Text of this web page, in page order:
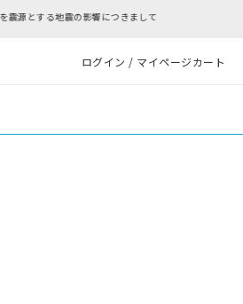
の影響につきまして
ログイン / マイページカート